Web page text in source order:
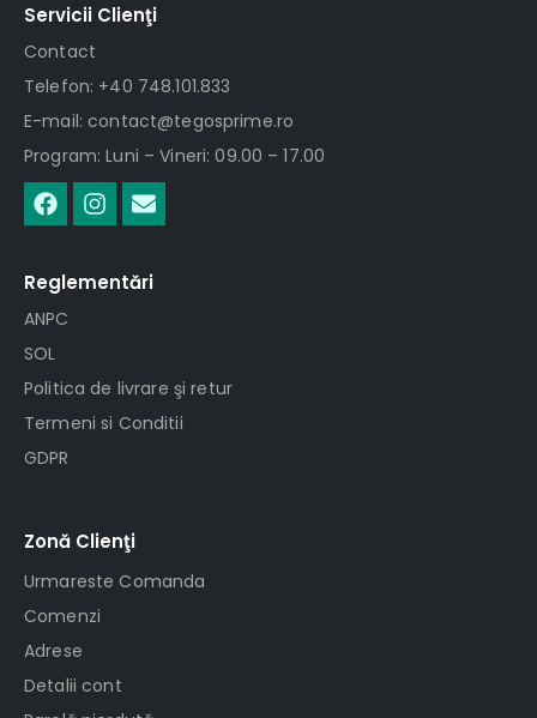
Servicii Clienţi
Contact
Telefon: +40 748.101.833
E-mail: contact@tegosprime.ro
Program: Luni – Vineri: 09.00 – 17.00
Reglementări
ANPC
SOL
Politica de livrare şi retur
Termeni si Conditii
GDPR
Zonă Clienţi
Urmareste Comanda
Comenzi
Adrese
Detalii cont